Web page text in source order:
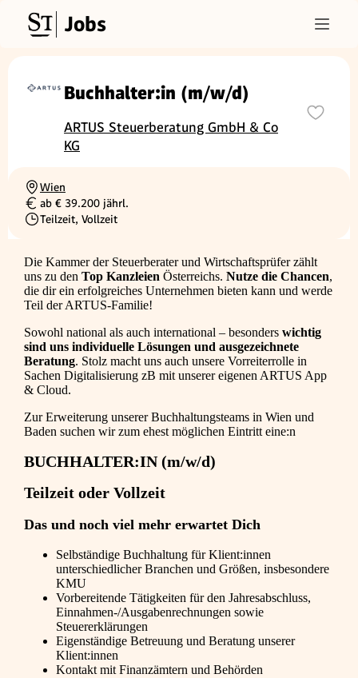
Jobs
Buchhalter:in (m/w/d)
ARTUS Steuerberatung GmbH & Co
KG
Ortschaft
Wien
Gehalt
ab € 39.200 jährl.
Beschäftigungsart
Teilzeit, Vollzeit
Die Kammer der Steuerberater und Wirtschaftsprüfer zählt
uns zu den Top Kanzleien Österreichs. Nutze die Chancen,
die dir ein erfolgreiches Unternehmen bieten kann und werde
Teil der ARTUS-Familie!
Sowohl national als auch international – besonders wichtig
sind uns individuelle Lösungen und ausgezeichnete
Beratung. Stolz macht uns auch unsere Vorreiterrolle in
Sachen Digitalisierung zB mit unserer eigenen ARTUS App
& Cloud.
Zur Erweiterung unserer Buchhaltungsteams in Wien und
Baden suchen wir zum ehest möglichen Eintritt eine:n
BUCHHALTER:IN (m/w/d)
Teilzeit oder Vollzeit
Das und noch viel mehr erwartet Dich
Selbständige Buchhaltung für Klient:innen
unterschiedlicher Branchen und Größen, insbesondere
KMU
Vorbereitende Tätigkeiten für den Jahresabschluss,
Einnahmen-/Ausgabenrechnungen sowie
Steuererklärungen
Eigenständige Betreuung und Beratung unserer
Klient:innen
Kontakt mit Finanzämtern und Behörden